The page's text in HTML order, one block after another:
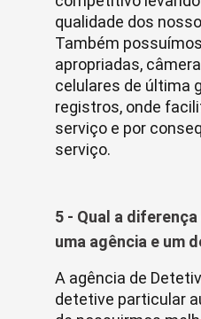
qualidade dos
Também
apropriadas,
celulares de última
registros, onde
serviço e por
serviço.
5 - Qual a
uma agência e um
A agência de
detetive particular